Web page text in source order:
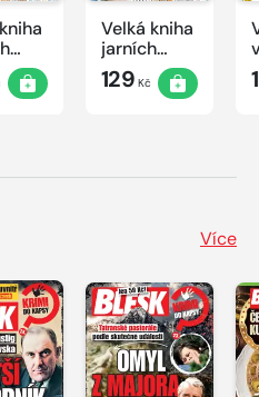
s
Velká kniha
jarních
křížovek
2026
129 Kč
Více